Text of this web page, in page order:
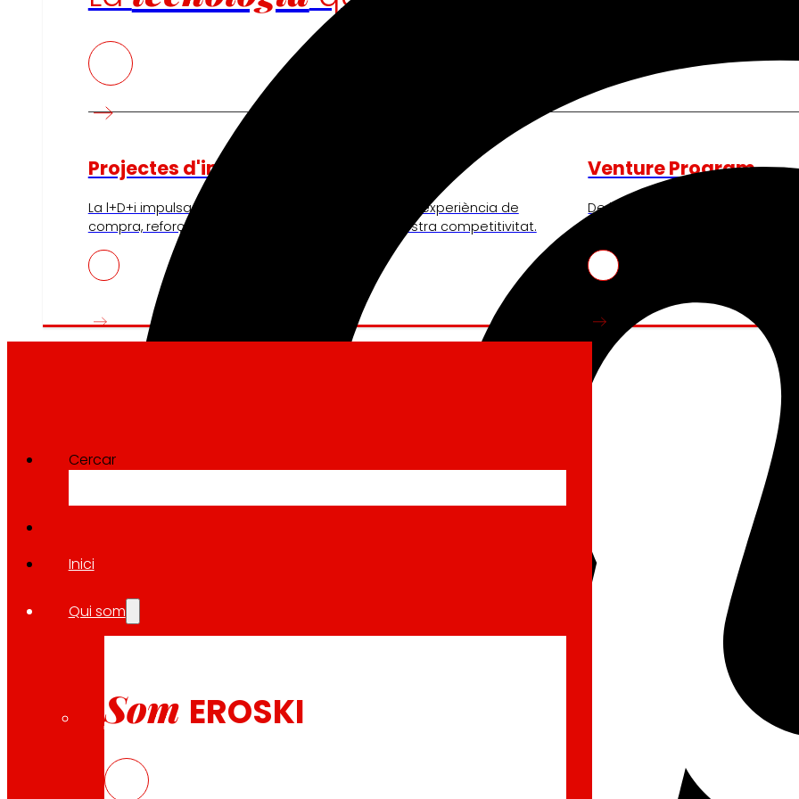
Projectes d'innovació
La l+D+i impulsa la nostra transformació, millorant l’experiència de
compra, reforçant la sostenibilitat i enfortint la nostra competitivitat.
Venture Program
De les idees a l’acció, el
Cercar
Inici
Qui som
Som EROSKI